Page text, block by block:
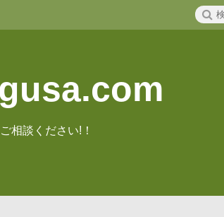
検
索:
談ください!！